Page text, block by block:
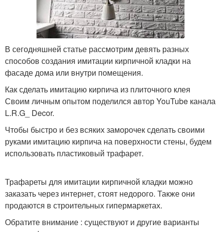
В сегодняшней статье рассмотрим девять разных
способов создания имитации кирпичной кладки на
фасаде дома или внутри помещения.
Как сделать имитацию кирпича из плиточного клея
Своим личным опытом поделился автор YouTube канала
L.R.G_ Decor.
Чтобы быстро и без всяких заморочек сделать своими
руками имитацию кирпича на поверхности стены, будем
использовать пластиковый трафарет.
Трафареты для имитации кирпичной кладки можно
заказать через интернет, стоят недорого. Также они
продаются в строительных гипермаркетах.
Обратите внимание : существуют и другие варианты